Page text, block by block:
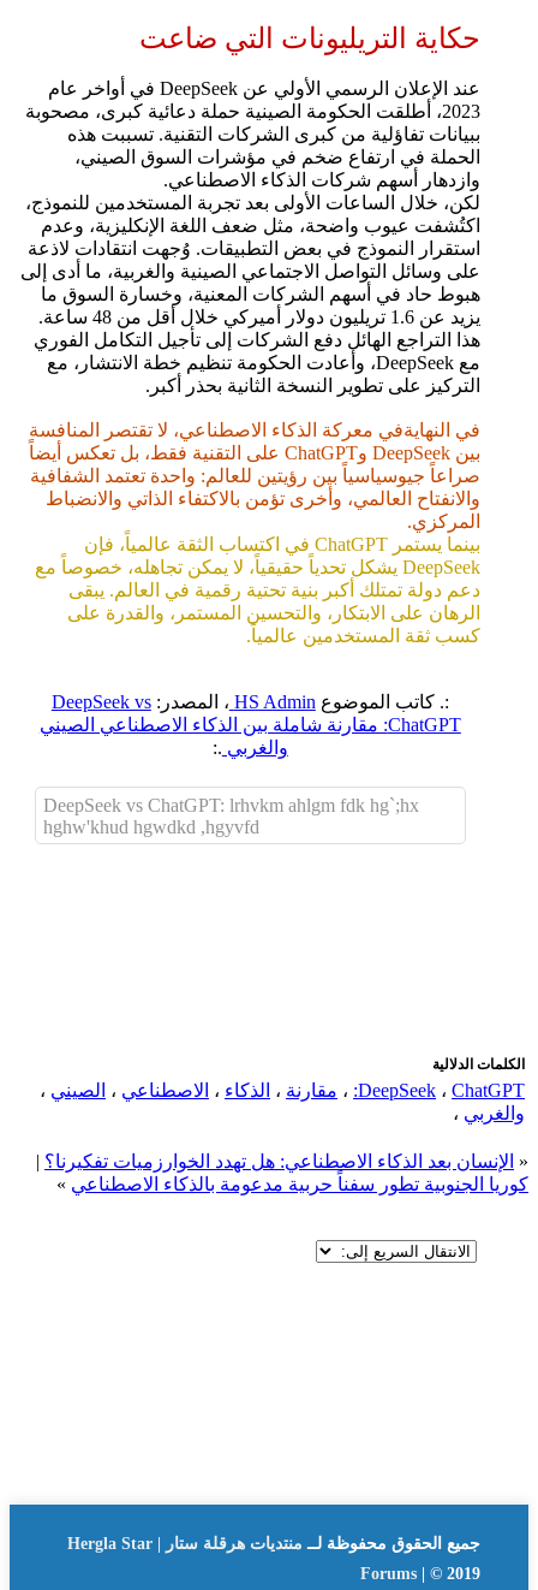
حكاية التريليونات التي ضاعت
عند الإعلان الرسمي الأولي عن DeepSeek في أواخر عام
2023، أطلقت الحكومة الصينية حملة دعائية كبرى، مصحوبة
ببيانات تفاؤلية من كبرى الشركات التقنية. تسببت هذه
الحملة في ارتفاع ضخم في مؤشرات السوق الصيني،
وازدهار أسهم شركات الذكاء الاصطناعي.
لكن، خلال الساعات الأولى بعد تجربة المستخدمين للنموذج،
اكتُشفت عيوب واضحة، مثل ضعف اللغة الإنكليزية، وعدم
استقرار النموذج في بعض التطبيقات. وُجهت انتقادات لاذعة
على وسائل التواصل الاجتماعي الصينية والغربية، ما أدى إلى
هبوط حاد في أسهم الشركات المعنية، وخسارة السوق ما
يزيد عن 1.6 تريليون دولار أميركي خلال أقل من 48 ساعة.
هذا التراجع الهائل دفع الشركات إلى تأجيل التكامل الفوري
مع DeepSeek، وأعادت الحكومة تنظيم خطة الانتشار، مع
التركيز على تطوير النسخة الثانية بحذر أكبر.
في النهايةفي معركة الذكاء الاصطناعي، لا تقتصر المنافسة
بين DeepSeek وChatGPT على التقنية فقط، بل تعكس أيضاً
صراعاً جيوسياسياً بين رؤيتين للعالم: واحدة تعتمد الشفافية
والانفتاح العالمي، وأخرى تؤمن بالاكتفاء الذاتي والانضباط
المركزي.
بينما يستمر ChatGPT في اكتساب الثقة عالمياً، فإن
DeepSeek يشكل تحدياً حقيقياً، لا يمكن تجاهله، خصوصاً مع
دعم دولة تمتلك أكبر بنية تحتية رقمية في العالم. يبقى
الرهان على الابتكار، والتحسين المستمر، والقدرة على
كسب ثقة المستخدمين عالمياً.
:. كاتب الموضوع HS Admin ، المصدر:DeepSeek vs
ChatGPT: مقارنة شاملة بين الذكاء الاصطناعي الصيني
والغربي .:
DeepSeek vs ChatGPT: lrhvkm ahlgm fdk hg`;hx
hghw'khud hgwdkd ,hgyvfd
الكلمات الدلالية
DeepSeek ، ChatGPT: ، مقارنة ، الذكاء ، الاصطناعي ، الصيني ،
والغربي ،
« الإنسان بعد الذكاء الاصطناعي: هل تهدد الخوارزميات تفكيرنا؟ |
كوريا الجنوبية تطور سفناً حربية مدعومة بالذكاء الاصطناعي »
جميع الحقوق محفوظة لــ
منتديات هرقلة ستار | Hergla Star
Forums | © 2019